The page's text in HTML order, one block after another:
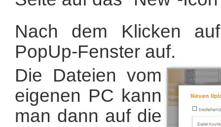
Nach dem Klicken
PopUp-Fenster auf.
Die Dateien vom
eigenen PC kann
man dann auf die